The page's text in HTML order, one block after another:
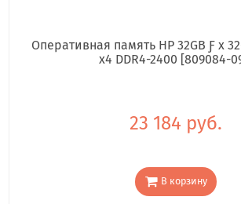
Оперативная память HP 32GB Ƒ x
x4 DDR4-2400 [809084-
23 184 руб.
В корзину